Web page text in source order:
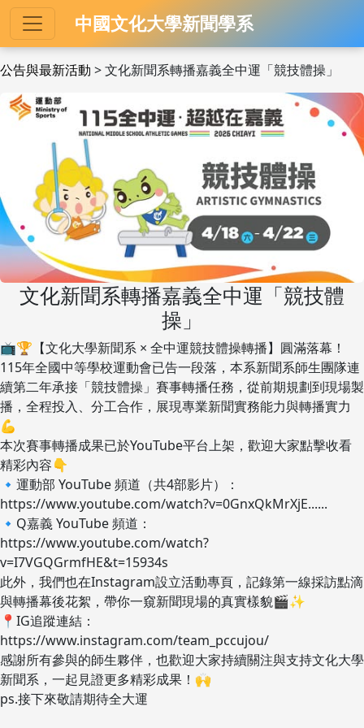
中國文化大學新聞學系
公告與最新活動 > 文化新聞系轉播嘉義全中運「競技體操」
文化新聞系轉播嘉義全中運「競技體
操」
📺🏆【文化大學新聞系 × 全中運競技體操轉播】圓滿落幕！
115年全國中等學校運動會已告一段落，本系新聞系師生團隊連
續第二年承接「競技體操」賽事轉播任務，從前期規劃到現場製
播，全程投入、分工合作，展現專業新聞實務能力與轉播實力
💪
本次賽事轉播成果已於YouTube平台上架，歡迎大家點擊收看
精彩內容👇
🔹運動部 YouTube 頻道（共4部影片）：
https://www.youtube.com/watch?v=0GnxQkMrXjE......
🔹Q嘉義 YouTube 頻道：
https://www.youtube.com/watch?
v=I7VGQGrmfHE&t=15934s
此外，我們也在Instagram設立活動專頁，記錄第一線採訪點滴
與轉播幕後花絮，帶你一窺新聞現場的真實樣貌🎬✨
📍IG追蹤連結：
https://www.instagram.com/team_pccujou/
感謝所有參與的師生夥伴，也歡迎大家持續關注與支持文化大學
新聞系，一起見證更多精彩成果！🙌
ps.接下來敬請期待全大運